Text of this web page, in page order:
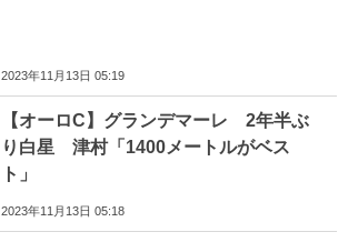
2023年11月13日 05:19
【オーロC】グランデマーレ 2年半ぶ
り白星 津村「1400メートルがベス
ト」
2023年11月13日 05:18